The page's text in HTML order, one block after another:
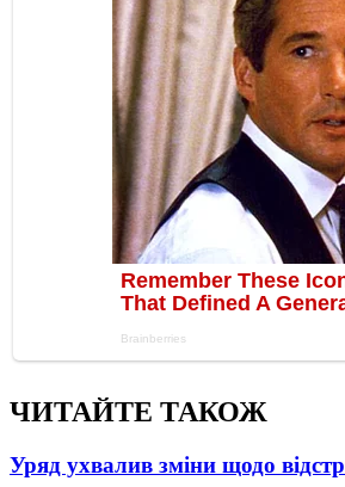
ЧИТАЙТЕ ТАКОЖ
Уряд ухвалив зміни щодо